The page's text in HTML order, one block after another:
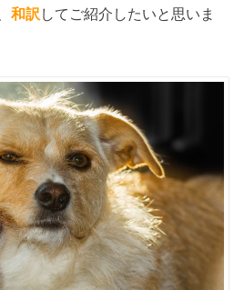
和訳 してご紹介したいと思いま